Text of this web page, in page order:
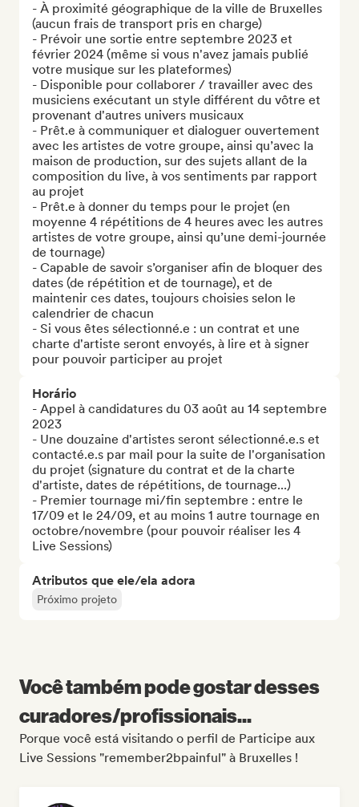
- À proximité géographique de la ville de Bruxelles
(aucun frais de transport pris en charge)
- Prévoir une sortie entre septembre 2023 et
février 2024 (même si vous n'avez jamais publié
votre musique sur les plateformes)
- Disponible pour collaborer / travailler avec des
musiciens exécutant un style différent du vôtre et
provenant d'autres univers musicaux
- Prêt.e à communiquer et dialoguer ouvertement
avec les artistes de votre groupe, ainsi qu’avec la
maison de production, sur des sujets allant de la
composition du live, à vos sentiments par rapport
au projet
- Prêt.e à donner du temps pour le projet (en
moyenne 4 répétitions de 4 heures avec les autres
artistes de votre groupe, ainsi qu’une demi-journée
de tournage)
- Capable de savoir s’organiser afin de bloquer des
dates (de répétition et de tournage), et de
maintenir ces dates, toujours choisies selon le
calendrier de chacun
- Si vous êtes sélectionné.e : un contrat et une
charte d'artiste seront envoyés, à lire et à signer
pour pouvoir participer au projet
Horário
- Appel à candidatures du 03 août au 14 septembre
2023
- Une douzaine d'artistes seront sélectionné.e.s et
contacté.e.s par mail pour la suite de l'organisation
du projet (signature du contrat et de la charte
d'artiste, dates de répétitions, de tournage...)
- Premier tournage mi/fin septembre : entre le
17/09 et le 24/09, et au moins 1 autre tournage en
octobre/novembre (pour pouvoir réaliser les 4
Live Sessions)
Atributos que ele/ela adora
Próximo projeto
Você também pode gostar desses
curadores/profissionais...
Porque você está visitando o perfil de Participe aux
Live Sessions "remember2bpainful" à Bruxelles !